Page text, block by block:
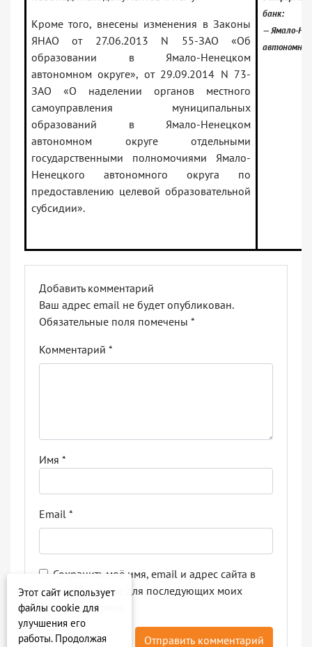
Кроме того, внесены изменения в Законы
ЯНАО от 27.06.2013 N 55-ЗАО «Об
образовании в Ямало-Ненецком
автономном округе», от 29.09.2014 N 73-
ЗАО «О наделении органов местного
самоуправления муниципальных
образований в Ямало-Ненецком
автономном округе отдельными
государственными полномочиями Ямало-
Ненецкого автономного округа по
предоставлению целевой образовательной
субсидии».
банк:
— Ямало-
Добавить комментарий
Ваш адрес email не будет опубликован.
Обязательные поля помечены *
Комментарий *
Имя *
Email *
Сохранить моё имя, email и адрес сайта в
этом браузере для последующих моих
комментариев.
Этот сайт использует
файлы cookie для
улучшения его
работы. Продолжая